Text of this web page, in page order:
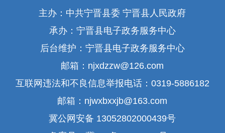
主办：中共宁晋县委 宁晋县人民政府
承办：宁晋县电子政务服务中心
后台维护：宁晋县电子政务服务中心
邮箱：njxdzzw@126.com
互联网违法和不良信息举报电话：0319-5886182
邮箱：njwxbxxjb@163.com
冀公网安备 13052802000439号